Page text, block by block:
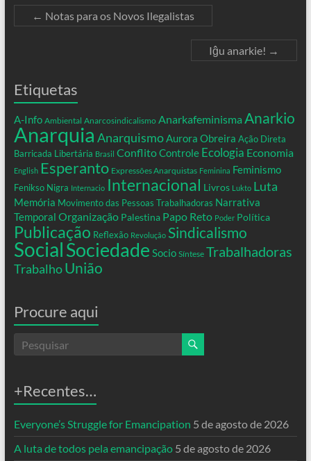
← Notas para os Novos Ilegalistas
Iĝu anarkie! →
Etiquetas
A-Info Ambiental Anarcosindicalismo Anarkafeminisma Anarkio
Anarquia AnarquismoAurora Obreira Ação Direta
Barricada Libertária Brasil ConflitoControle Ecologia Economia
English Esperanto Expressões Anarquistas Feminina Feminismo
Fenikso Nigra Internacio Internacional Livros Lukto Luta
Memória Movimento das Pessoas Trabalhadoras Narrativa
Temporal Organização Palestina Papo Reto Poder Política
Publicação Reflexão Revolução Sindicalismo
SocialSociedade Socio Síntese Trabalhadoras
Trabalho União
Procure aqui
+Recentes…
Everyone’s Struggle for Emancipation 5 de agosto de 2026
A luta de todos pela emancipação 5 de agosto de 2026